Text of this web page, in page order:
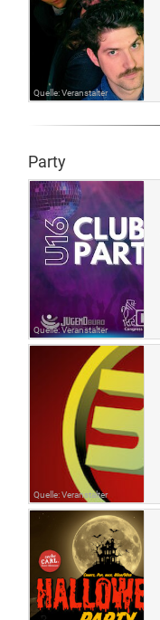
Quelle: Veranstalter
Party
Quelle: Veranstalter
Quelle: Veranstalter